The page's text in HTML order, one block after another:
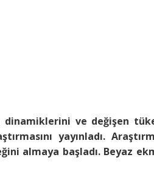
ve değişen
yayınladı.
almaya başladı. Beyaz